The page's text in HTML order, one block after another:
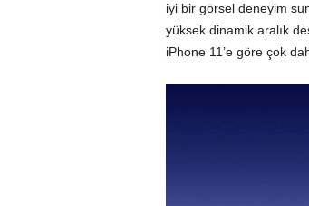
iyi bir görsel deneyim
yüksek dinamik aralık
iPhone 11’e göre çok